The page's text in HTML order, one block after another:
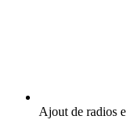
Ajout de radios